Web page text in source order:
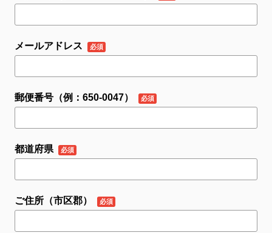
メールアドレス
郵便番号（例：650-0047）
都道府県
ご住所（市区郡）